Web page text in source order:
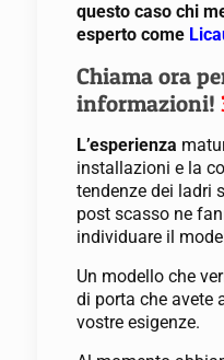
questo caso chi
esperto come
Chiama ora
informazioni!
L’esperienza
installazioni e la
tendenze dei ladri
post scasso ne
individuare il
Un modello che
di porta che avete
vostre esigenze.